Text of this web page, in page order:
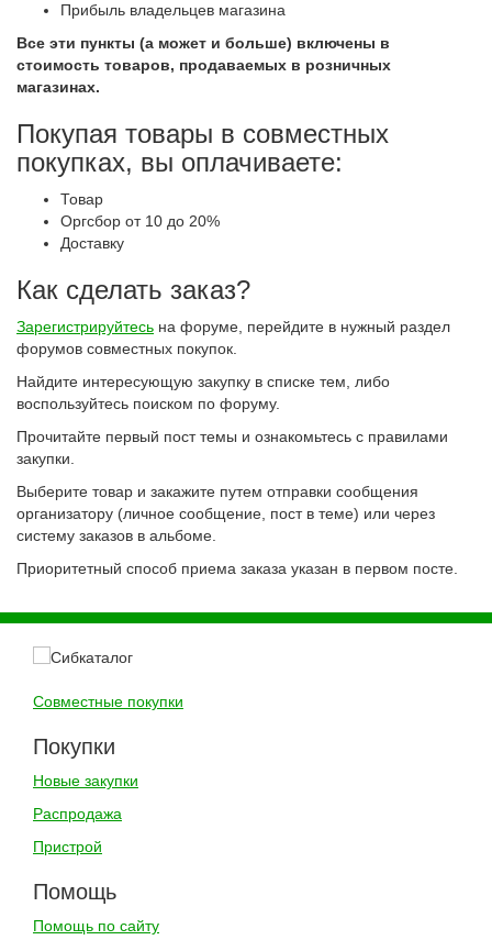
Прибыль владельцев магазина
Все эти пункты (а может и больше) включены в
стоимость товаров, продаваемых в розничных
магазинах.
Покупая товары в совместных
покупках, вы оплачиваете:
Товар
Оргсбор от 10 до 20%
Доставку
Как сделать заказ?
Зарегистрируйтесь на форуме, перейдите в нужный раздел
форумов совместных покупок.
Найдите интересующую закупку в списке тем, либо
воспользуйтесь поиском по форуму.
Прочитайте первый пост темы и ознакомьтесь с правилами
закупки.
Выберите товар и закажите путем отправки сообщения
организатору (личное сообщение, пост в теме) или через
систему заказов в альбоме.
Приоритетный способ приема заказа указан в первом посте.
Совместные покупки
Покупки
Новые закупки
Распродажа
Пристрой
Помощь
Помощь по сайту